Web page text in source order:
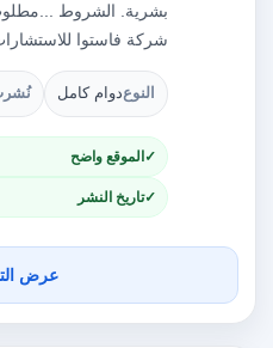
بشرية. الشروط
شركة فاستوا
النوعدوام كامل
الموقع واضح
تاريخ النشر
عرض